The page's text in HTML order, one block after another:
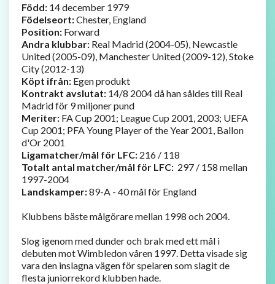
Född: 14 december 1979
Födelseort:Chester, England
Position: Forward
Andra klubbar: Real Madrid (2004-05), Newcastle
United (2005-09), Manchester United (2009-12), Stoke
City (2012-13)
Köpt ifrån: Egen produkt
Kontrakt avslutat: 14/8 2004 då han såldes till Real
Madrid för 9 miljoner pund
Meriter: FA Cup 2001; League Cup 2001, 2003; UEFA
Cup 2001; PFA Young Player of the Year 2001, Ballon
d'Or 2001
Ligamatcher/mål för LFC: 216 / 118
Totalt antal matcher/mål för LFC: 297 / 158 mellan
1997-2004
Landskamper:89-A - 40 mål för England
Klubbens bäste målgörare mellan 1998 och 2004.
Slog igenom med dunder och brak med ett mål i
debuten mot Wimbledon våren 1997. Detta visade sig
vara den inslagna vägen för spelaren som slagit de
flesta juniorrekord klubben hade.